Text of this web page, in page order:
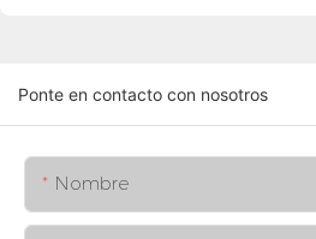
Ponte en contacto con nosotros
Nombre